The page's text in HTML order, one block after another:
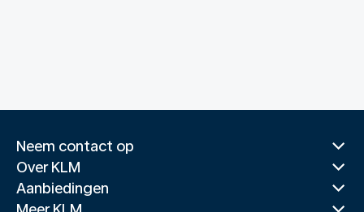
Neem contact op
Over KLM
Aanbiedingen